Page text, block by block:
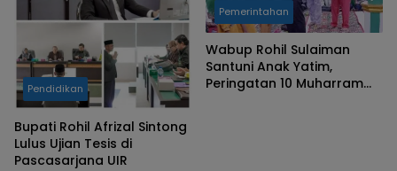
Pendidikan
Bupati Rohil Afrizal Sintong
Lulus Ujian Tesis di
Pascasarjana UIR
Pemerintahan
Wabup Rohil Sulaiman
Santuni Anak Yatim,
Peringatan 10 Muharram